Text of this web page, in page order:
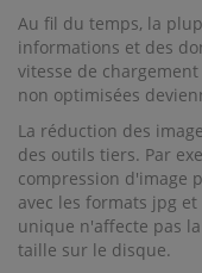
Au fil du temps, la
informations et des
vitesse de
non optimisées
La réduction des
des outils tiers. Par
compression d'image
avec les formats jpg
unique n'affecte pas
taille sur le disque.